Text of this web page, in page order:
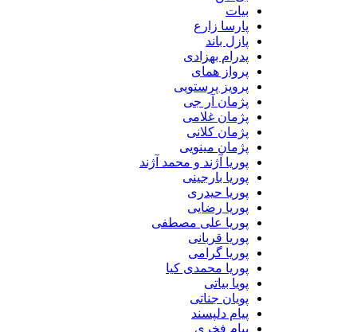
بیات
پارسا زارع
پازل باند
پدرام بهزادی
پرواز همای
پرویز پرستویی
پژمان آر جی
پژمان غلامی
پژمان کلانی
پژمان مینویی
پوریا آژند و محمد آژند
پوریا بارجینی
پوریا حیدری
پوریا رضایی
پوریا علی مصطفی
پوریا قربانی
پوریا گرامی
پوریا محمدی کیا
پویا بیاتی
پویان جناتی
پیام دلپسند
پیام فخری